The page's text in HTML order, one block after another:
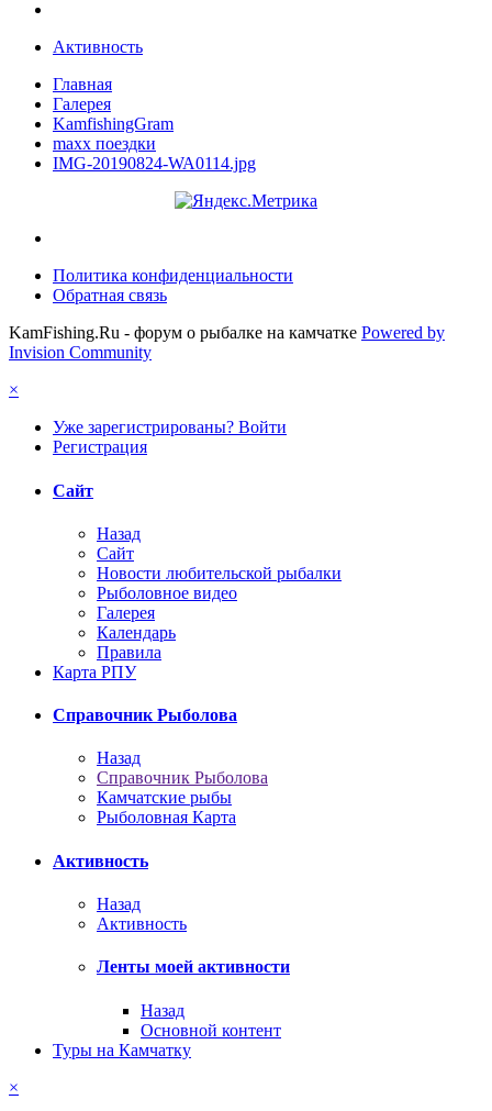
Активность
Главная
Галерея
KamfishingGram
maxx поездки
IMG-20190824-WA0114.jpg
Политика конфиденциальности
Обратная связь
KamFishing.Ru - форум о рыбалке на камчатке Powered by
Invision Community
×
Уже зарегистрированы? Войти
Регистрация
Сайт
Назад
Сайт
Новости любительской рыбалки
Рыболовное видео
Галерея
Календарь
Правила
Карта РПУ
Справочник Рыболова
Назад
Справочник Рыболова
Камчатские рыбы
Рыболовная Карта
Активность
Назад
Активность
Ленты моей активности
Назад
Основной контент
Туры на Камчатку
×